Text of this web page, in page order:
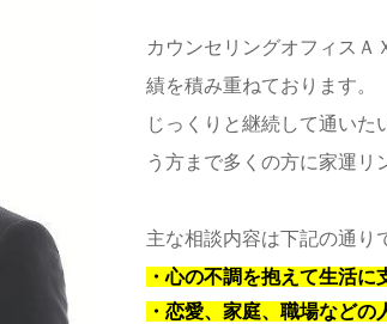
カウンセリングオフィスＡ
績を積み重ねております。
じっくりと継続して通いた
う方まで多くの方に家運リ
主な相談内容は下記の通り
・心の不調を抱えて生活に
・恋愛、家庭、職場など